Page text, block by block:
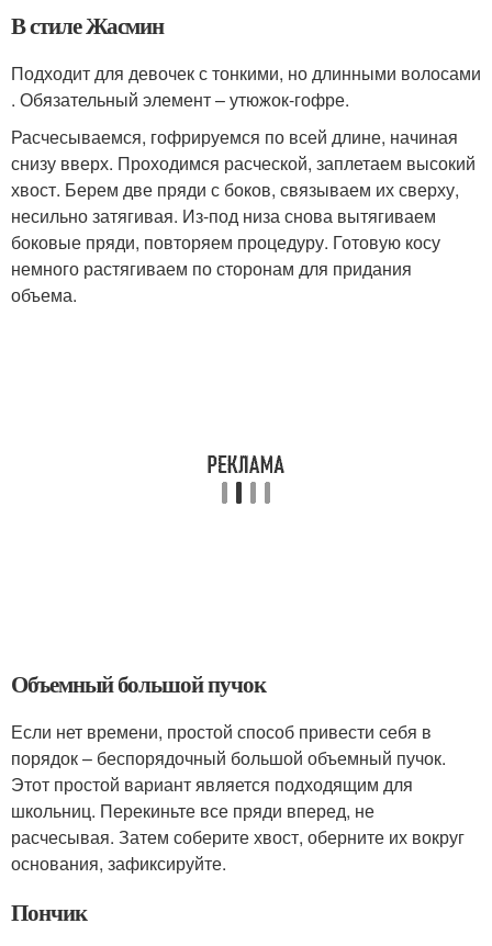
В стиле Жасмин
Подходит для девочек с тонкими, но длинными волосами
. Обязательный элемент – утюжок-гофре.
Расчесываемся, гофрируемся по всей длине, начиная
снизу вверх. Проходимся расческой, заплетаем высокий
хвост. Берем две пряди с боков, связываем их сверху,
несильно затягивая. Из-под низа снова вытягиваем
боковые пряди, повторяем процедуру. Готовую косу
немного растягиваем по сторонам для придания
объема.
Объемный большой пучок
Если нет времени, простой способ привести себя в
порядок – беспорядочный большой объемный пучок.
Этот простой вариант является подходящим для
школьниц. Перекиньте все пряди вперед, не
расчесывая. Затем соберите хвост, оберните их вокруг
основания, зафиксируйте.
Пончик